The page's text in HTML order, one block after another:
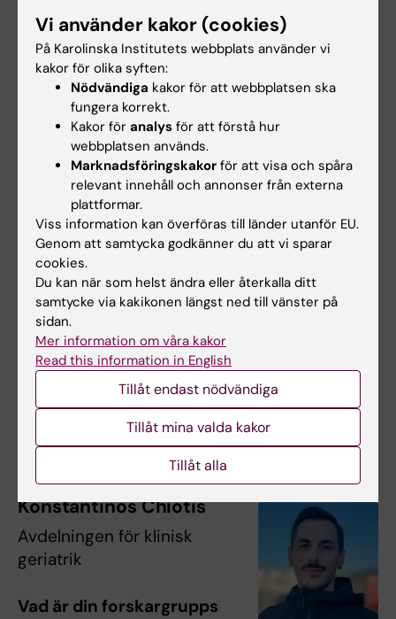
Celia Aguilar Ruiz (doktorand), Yasser El Atma
(masterstudent), samt Irene Fernandez-
Bujarrabal och Maria del Mar Cidoncha Lacasa
(kandidatstudenter).
Gruppens namn är: ” García group – The
Laboratory of Synaptic Networks in
Neurodegeneration”.
Vad ser du mest fram emot nu som
forskningsgruppledare?
Jag ser mest fram emot att bygga en
dynamisk och samarbetande forskningsmiljö
där varje teammedlem kan utveckla sina egna
idéer samtidigt som de bidrar till
gemensamma vetenskapliga mål. Att skapa en
stödjande och stimulerande atmosfär där
nyfikenhet, noggrannhet och kreativitet kan
blomstra är något jag finner särskilt
inspirerande som ny gruppledare.
Konstantinos Chiotis
Avdelningen för klinisk
geriatrik
Vad är din forskargrupps
Vi använder kakor (cookies)
På Karolinska Institutets webbplats använder vi
kakor för olika syften:
Nödvändiga kakor för att webbplatsen ska
fungera korrekt.
Kakor för analys för att förstå hur
webbplatsen används.
Marknadsföringskakor för att visa och spåra
relevant innehåll och annonser från externa
plattformar.
Viss information kan överföras till länder utanför EU.
Genom att samtycka godkänner du att vi sparar
cookies.
Du kan när som helst ändra eller återkalla ditt
samtycke via kakikonen längst ned till vänster på
sidan.
Mer information om våra kakor
Read this information in English
Tillåt endast nödvändiga
Tillåt mina valda kakor
Tillåt alla